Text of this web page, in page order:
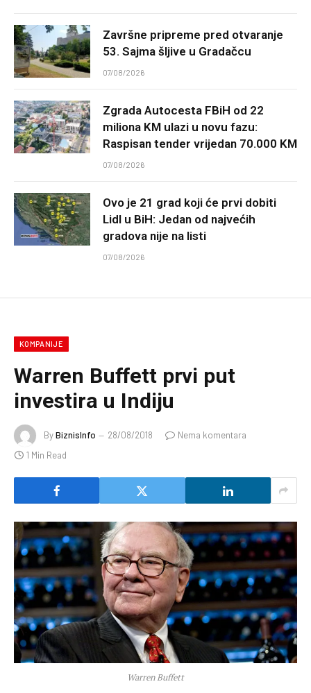
Završne pripreme pred otvaranje
53. Sajma šljive u Gradačcu
07/08/2026
Zgrada Autocesta FBiH od 22
miliona KM ulazi u novu fazu:
Raspisan tender vrijedan 70.000 KM
07/08/2026
Ovo je 21 grad koji će prvi dobiti
Lidl u BiH: Jedan od najvećih
gradova nije na listi
07/08/2026
KOMPANIJE
Warren Buffett prvi put
investira u Indiju
ByBiznisInfo 28/08/2018
Nema komentara
1 Min Read
Warren Buffett